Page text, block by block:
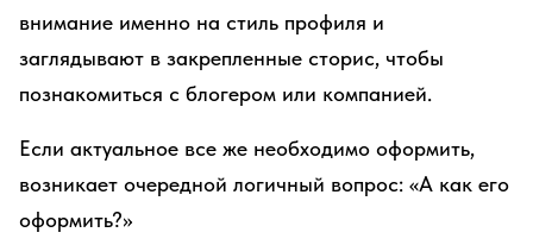
внимание именно на стиль профиля и
заглядывают в закрепленные сторис, чтобы
познакомиться с блогером или компанией.
Если актуальное все же необходимо оформить,
возникает очередной логичный вопрос: «А как его
оформить?»